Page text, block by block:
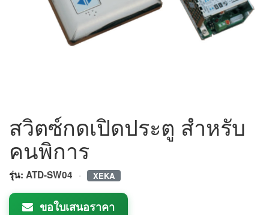
สวิตซ์กดเปิดประตู สำหรับ
คนพิการ
รุ่น: ATD-SW04 · XEKA
ขอใบเสนอราคา